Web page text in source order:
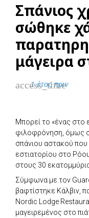
Σπάνιος
σώθηκε
μάγειρα
access_time
1 έτος πριν
Μπορεί το «ένας στο
φιλοφρόνηση, όμως
σπάνιου αστακού
εστιατορίου στο
στους 30
Σύμφωνα με τον
βαφτίστηκε Κάλβιν,
Nordic Lodge
μαγειρεμένος στο